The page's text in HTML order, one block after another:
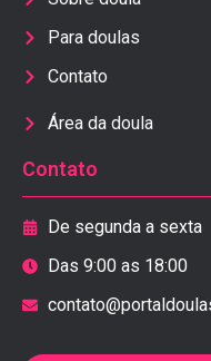
Para doulas
Contato
Área da doula
Contato
De segunda a sexta
Das 9:00 as 18:00